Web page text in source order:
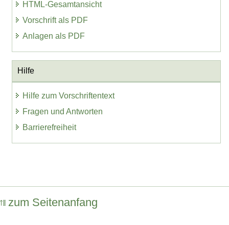
HTML-Gesamtansicht
Vorschrift als PDF
Anlagen als PDF
Hilfe
Hilfe zum Vorschriftentext
Fragen und Antworten
Barrierefreiheit
zum Seitenanfang